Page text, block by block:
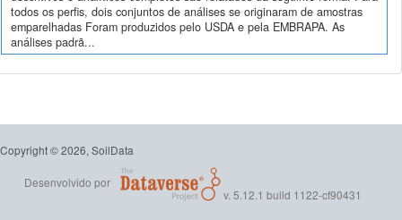
todos os perfis, dois conjuntos de análises se originaram de amostras
emparelhadas Foram produzidos pelo USDA e pela EMBRAPA. As
análises padrã...
Copyright © 2026, SoilData
Desenvolvido por
v. 5.12.1 build 1122-cf90431